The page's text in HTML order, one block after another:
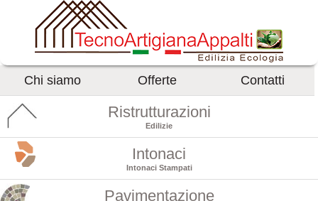
Chi siamo Offerte Contatti
Ristrutturazioni
Edilizie
Intonaci
Intonaci Stampati
Pavimentazione